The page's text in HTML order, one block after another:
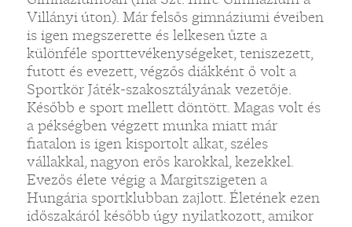
Villányi úton). Már felsős gimnáziumi éveiben
is igen megszerette és lelkesen űzte a
különféle sporttevékenységeket, teniszezett,
futott és evezett, végzős diákként ő volt a
Sportkör Játék-szakosztályának vezetője.
Később e sport mellett döntött. Magas volt és
a pékségben végzett munka miatt már
fiatalon is igen kisportolt alkat, széles
vállakkal, nagyon erős karokkal, kezekkel.
Evezős élete végig a Margitszigeten a
Hungária sportklubban zajlott. Életének ezen
időszakáról később úgy nyilatkozott, amikor